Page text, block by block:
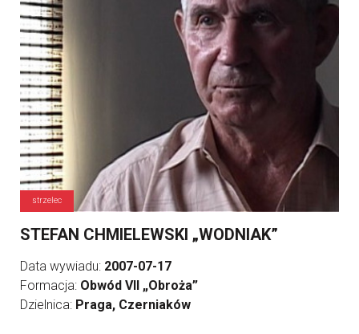
strzelec
STEFAN CHMIELEWSKI „WODNIAK”
Data wywiadu: 2007-07-17
Formacja: Obwód VII „Obroża”
Dzielnica: Praga, Czerniaków